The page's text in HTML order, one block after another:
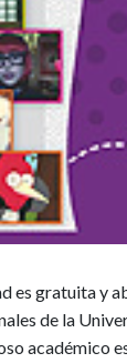
es gratuita y
de la
académico